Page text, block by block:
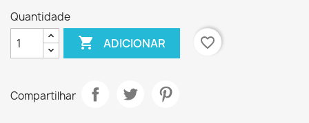
Quantidade
 ADICIONAR favorite_border
Compartilhar